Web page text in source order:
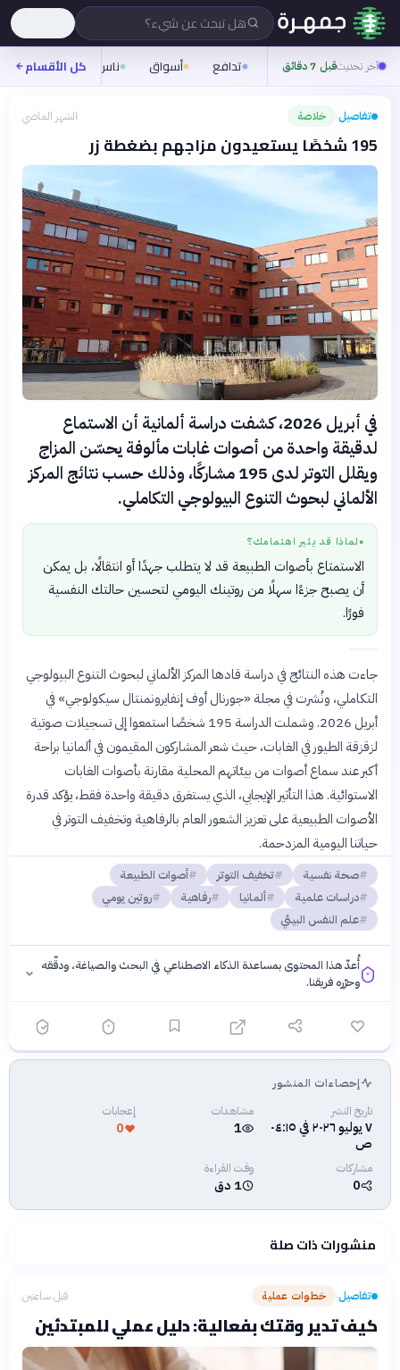
هل تبحث عن شيء؟
آخر تحديثقبل 7 دقائق تدافع أسواق ناس روح
كل الأقسام
تفاصيل› خلاصة الشهر الماضي
195 شخصًا يستعيدون مزاجهم بضغطة زر
في أبريل 2026، كشفت دراسة ألمانية أن الاستماع
لدقيقة واحدة من أصوات غابات مألوفة يحسّن المزاج
ويقلل التوتر لدى 195 مشاركًا، وذلك حسب نتائج المركز
الألماني لبحوث التنوع البيولوجي التكاملي.
● لماذا قد يثير اهتمامك؟
الاستمتاع بأصوات الطبيعة قد لا يتطلب جهدًا أو انتقالًا، بل يمكن
أن يصبح جزءًا سهلًا من روتينك اليومي لتحسين حالتك النفسية
فورًا.
جاءت هذه النتائج في دراسة قادها المركز الألماني لبحوث التنوع البيولوجي
التكاملي، ونُشرت في مجلة «جورنال أوف إنفايرونمنتال سيكولوجي» في
أبريل 2026. وشملت الدراسة 195 شخصًا استمعوا إلى تسجيلات صوتية
لزقزقة الطيور في الغابات، حيث شعر المشاركون المقيمون في ألمانيا براحة
أكبر عند سماع أصوات من بيئاتهم المحلية مقارنة بأصوات الغابات
الاستوائية. هذا التأثير الإيجابي، الذي يستغرق دقيقة واحدة فقط، يؤكد قدرة
الأصوات الطبيعية على تعزيز الشعور العام بالرفاهية وتخفيف التوتر في
حياتنا اليومية المزدحمة.
صحة نفسية تخفيف التوتر
أصوات الطبيعة
دراسات علمية
ألمانيا رفاهية
روتين يومي
علم النفس البيئي
أُعدّ هذا المحتوى بمساعدة الذكاء الاصطناعي في البحث والصياغة، ودقّقه
وحرّره فريقنا.
فلسفتنا المعرفية·سياسة الذكاء الاصطناعيإحصاءات المنشور
تاريخ النشر
٧ يوليو ٢٠٢٦ في ٠٤:١٥
ص
مشاهدات
1
إعجابات
0
مشاركات
0
وقت القراءة
1 دق
منشورات ذات صلة
تفاصيل› خطوات عملية قبل ساعتين
كيف تدير وقتك بفعالية: دليل عملي للمبتدئين